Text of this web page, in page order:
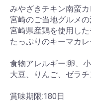
みやざきチキン南蛮カ
宮崎のご当地グルメ
宮崎県産鶏を使用し
たっぷりのキーマカレ
食物アレルギー:卵、
大豆、りんご、ゼラチ
賞味期限:180日